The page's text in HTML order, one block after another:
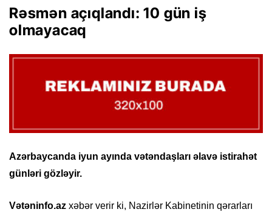
Rəsmən açıqlandı: 10 gün iş
olmayacaq
Azərbaycanda iyun ayında vətəndaşları əlavə istirahət
günləri gözləyir.
Vətəninfo.az xəbər verir ki, Nazirlər Kabinetinin qərarları